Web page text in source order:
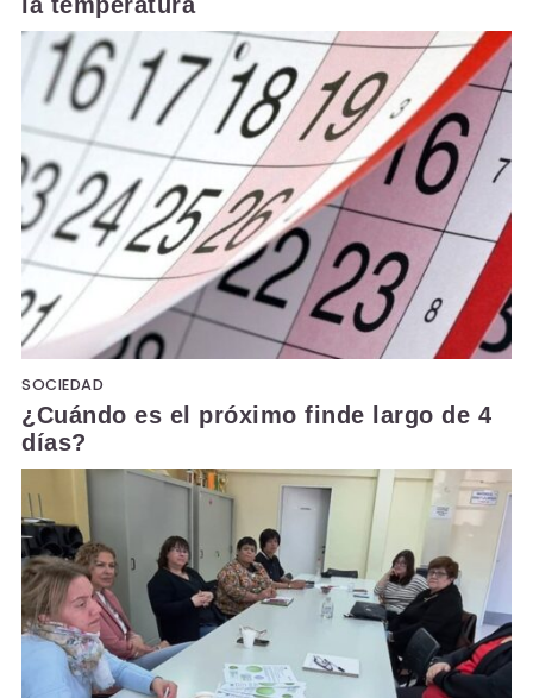
SOCIEDAD
¿Cuándo es el próximo finde largo de 4
días?